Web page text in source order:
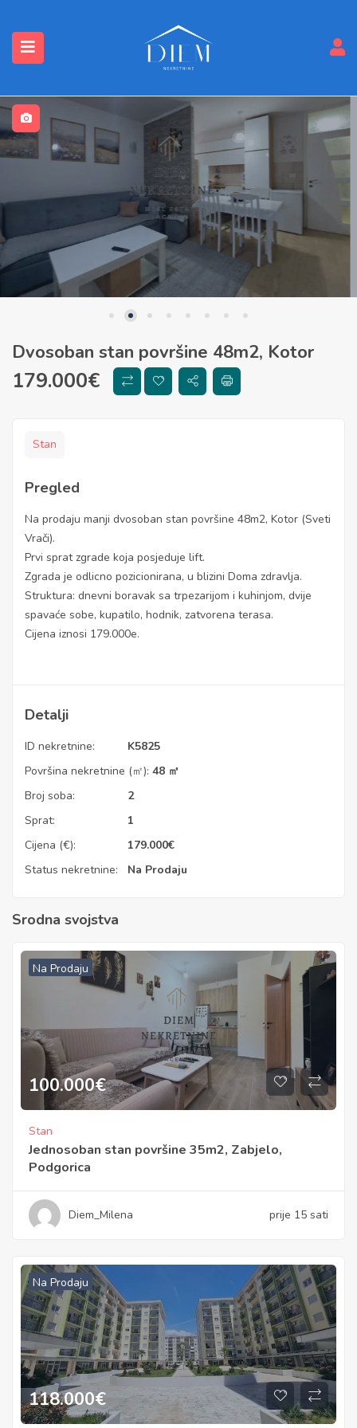
(Nekretnine)
Dvosoban stan površine 48m2, Kotor
179.000€
Stan
Pregled
Na prodaju manji dvosoban stan površine 48m2, Kotor (Sveti
Vrači).
Prvi sprat zgrade koja posjeduje lift.
Zgrada je odlicno pozicionirana, u blizini Doma zdravlja.
Struktura: dnevni boravak sa trpezarijom i kuhinjom, dvije
spavaće sobe, kupatilo, hodnik, zatvorena terasa.
Cijena iznosi 179.000e.
Detalji
ID nekretnine:
K5825
Površina nekretnine (㎡): 48 ㎡
Broj soba:
2
Sprat:
1
Cijena (€):
179.000€
Status nekretnine:
Na Prodaju
Srodna svojstva
Na Prodaju
100.000€
Stan
Jednosoban stan površine 35m2, Zabjelo,
Podgorica
Diem_Milena prije 15 sati
Na Prodaju
118.000€